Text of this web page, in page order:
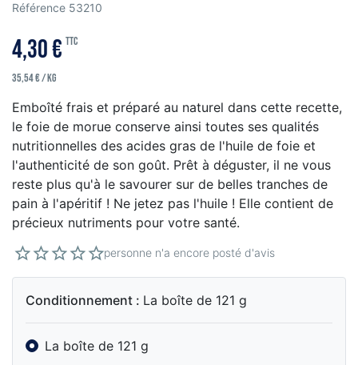
Référence 53210
4,30 € TTC
35,54 € / kg
Emboîté frais et préparé au naturel dans cette recette,
le foie de morue conserve ainsi toutes ses qualités
nutritionnelles des acides gras de l'huile de foie et
l'authenticité de son goût. Prêt à déguster, il ne vous
reste plus qu'à le savourer sur de belles tranches de
pain à l'apéritif ! Ne jetez pas l'huile ! Elle contient de
précieux nutriments pour votre santé.
personne n'a encore posté d'avis
Conditionnement : La boîte de 121 g
La boîte de 121 g